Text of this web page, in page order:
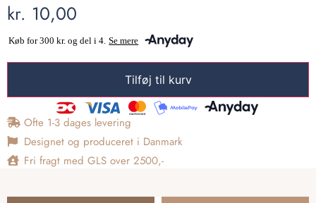
kr. 10,00
Tilføj til kurv
Ofte 1-3 dages levering
Designet og produceret i Danmark
Fri fragt med GLS over 2500,-